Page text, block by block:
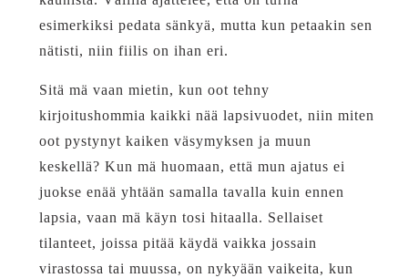
esimerkiksi pedata sänkyä, mutta kun petaakin sen
nätisti, niin fiilis on ihan eri.
Sitä mä vaan mietin, kun oot tehny
kirjoitushommia kaikki nää lapsivuodet, niin miten
oot pystynyt kaiken väsymyksen ja muun
keskellä? Kun mä huomaan, että mun ajatus ei
juokse enää yhtään samalla tavalla kuin ennen
lapsia, vaan mä käyn tosi hitaalla. Sellaiset
tilanteet, joissa pitää käydä vaikka jossain
virastossa tai muussa, on nykyään vaikeita, kun